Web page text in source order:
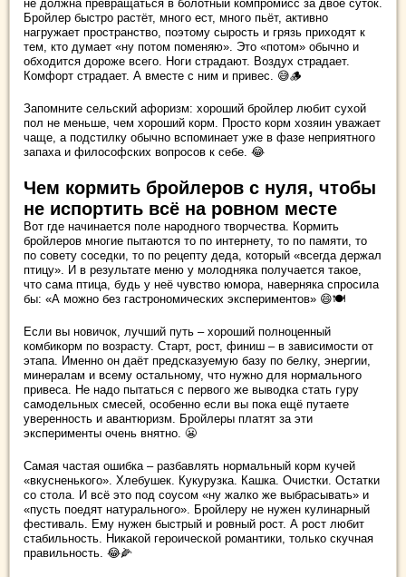
не должна превращаться в болотный компромисс за двое суток.
Бройлер быстро растёт, много ест, много пьёт, активно
нагружает пространство, поэтому сырость и грязь приходят к
тем, кто думает «ну потом поменяю». Это «потом» обычно и
обходится дороже всего. Ноги страдают. Воздух страдает.
Комфорт страдает. А вместе с ним и привес. 😅🪵
Запомните сельский афоризм: хороший бройлер любит сухой
пол не меньше, чем хороший корм. Просто корм хозяин уважает
чаще, а подстилку обычно вспоминает уже в фазе неприятного
запаха и философских вопросов к себе. 😂
Чем кормить бройлеров с нуля, чтобы
не испортить всё на ровном месте
Вот где начинается поле народного творчества. Кормить
бройлеров многие пытаются то по интернету, то по памяти, то
по совету соседки, то по рецепту деда, который «всегда держал
птицу». И в результате меню у молодняка получается такое,
что сама птица, будь у неё чувство юмора, наверняка спросила
бы: «А можно без гастрономических экспериментов» 😄🍽️
Если вы новичок, лучший путь – хороший полноценный
комбикорм по возрасту. Старт, рост, финиш – в зависимости от
этапа. Именно он даёт предсказуемую базу по белку, энергии,
минералам и всему остальному, что нужно для нормального
привеса. Не надо пытаться с первого же выводка стать гуру
самодельных смесей, особенно если вы пока ещё путаете
уверенность и авантюризм. Бройлеры платят за эти
эксперименты очень внятно. 😬
Самая частая ошибка – разбавлять нормальный корм кучей
«вкусненького». Хлебушек. Кукурузка. Кашка. Очистки. Остатки
со стола. И всё это под соусом «ну жалко же выбрасывать» и
«пусть поедят натурального». Бройлеру не нужен кулинарный
фестиваль. Ему нужен быстрый и ровный рост. А рост любит
стабильность. Никакой героической романтики, только скучная
правильность. 😂🌽